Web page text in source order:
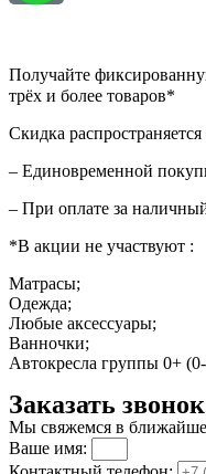
Получайте
трёх и более товаров*
Скидка
– Единовременной
– При оплате за
*В акции не участвуют :
Матрасы;
Одежда;
Любые аксессуары;
Ванночки;
Автокресла группы 0+
Заказать звонок
Мы свяжемся в
Ваше имя: